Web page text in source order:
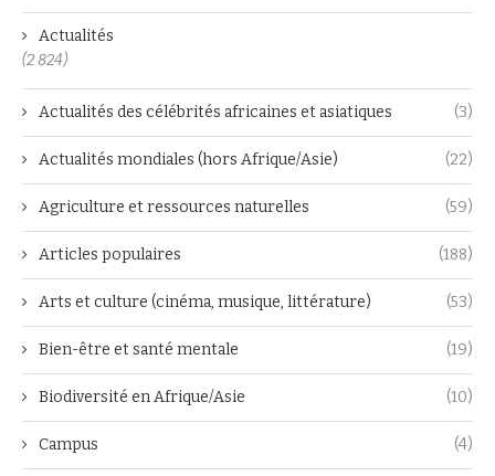
Actualités
(2 824)
Actualités des célébrités africaines et asiatiques (3)
Actualités mondiales (hors Afrique/Asie) (22)
Agriculture et ressources naturelles (59)
Articles populaires (188)
Arts et culture (cinéma, musique, littérature) (53)
Bien-être et santé mentale (19)
Biodiversité en Afrique/Asie (10)
Campus (4)